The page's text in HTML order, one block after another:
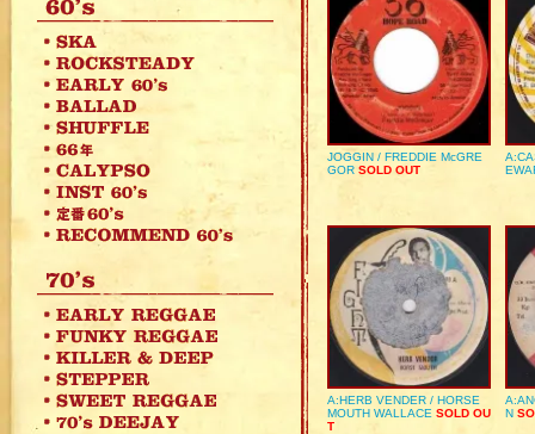
JOGGIN / FREDDIE McGRE
GOR SOLD OUT
A:HERB VENDER / HORSE
MOUTH WALLACE SOLD OU
T
N